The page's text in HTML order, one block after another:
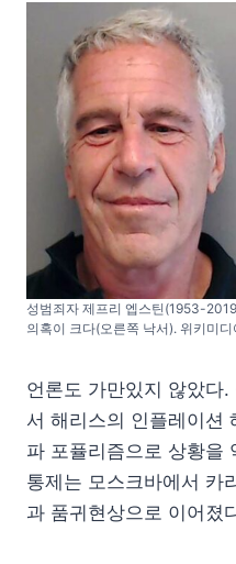
성범죄자 제프리 엡스틴(1953-
의혹이 크다(오른쪽 낙서). 위키미디
언론도 가만있지 않았다
서 해리스의 인플레이션
파 포퓰리즘으로 상황을
통제는 모스크바에서 카
과 품귀현상으로 이어졌